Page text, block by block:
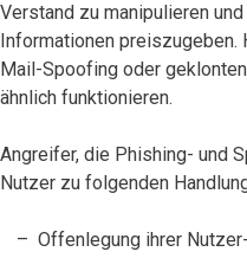
Verstand zu manipulieren
Informationen
Mail-Spoofing oder
ähnlich funktionieren.
Angreifer, die Phishing- und
Nutzer zu folgenden
Offenlegung ihrer